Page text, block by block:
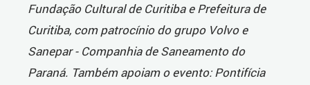
Fundação Cultural de Curitiba e Prefeitura de
Curitiba, com patrocínio do grupo Volvo e
Sanepar - Companhia de Saneamento do
Paraná. Também apoiam o evento: Pontifícia